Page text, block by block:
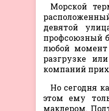
Морской
девятой
профсоюзный
любой момент
разгрузке
компаний
Но сегодня
этом ему
маклером.